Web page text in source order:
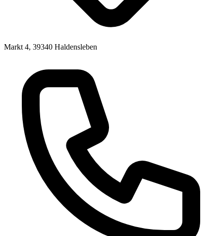
Markt 4, 39340 Haldensleben